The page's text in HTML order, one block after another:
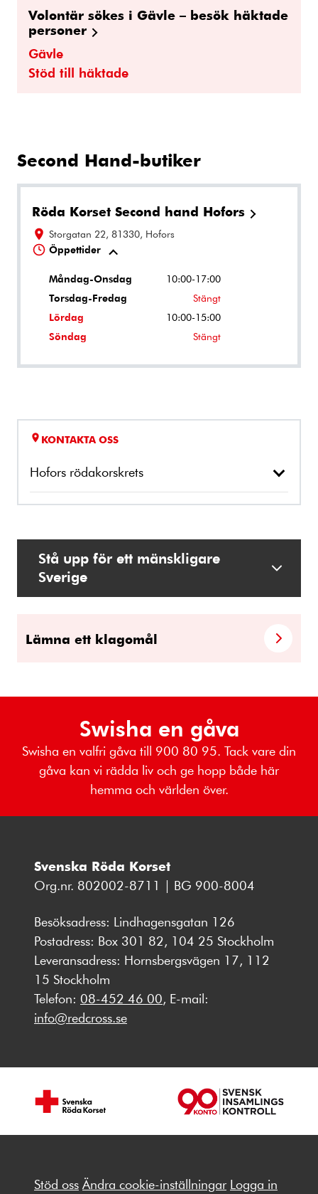
Volontär sökes i Gävle – besök häktade
personer
Gävle
Stöd till häktade
Second Hand-butiker
Röda Korset Second hand Hofors
Storgatan 22, 81330, Hofors
Öppettider
Måndag-Onsdag
10:00-17:00
Torsdag-Fredag
Stängt
Lördag
10:00-15:00
Söndag
Stängt
KONTAKTA OSS
Hofors rödakorskrets
Stå upp för ett mänskligare
Sverige
Lämna ett klagomål
Swisha en gåva
Swisha en valfri gåva till 900 80 95. Tack vare din
gåva kan vi rädda liv och ge hopp både här
hemma och världen över.
Svenska Röda Korset
Org.nr. 802002-8711 | BG 900-8004
Besöksadress: Lindhagensgatan 126
Postadress: Box 301 82, 104 25 Stockholm
Leveransadress: Hornsbergsvägen 17, 112
15 Stockholm
Telefon: 08-452 46 00, E-mail:
info@redcross.se
Stöd oss Ändra cookie-inställningar Logga in